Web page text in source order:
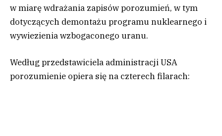
w miarę wdrażania zapisów porozumień, w tym
dotyczących demontażu programu nuklearnego i
wywiezienia wzbogaconego uranu.
Według przedstawiciela administracji USA
porozumienie opiera się na czterech filarach: